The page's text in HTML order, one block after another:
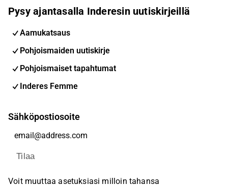
Pysy ajantasalla Inderesin uutiskirjeillä
Aamukatsaus
Pohjoismaiden uutiskirje
Pohjoismaiset tapahtumat
Inderes Femme
Sähköpostiosoite
Tilaa
Voit muuttaa asetuksiasi milloin tahansa